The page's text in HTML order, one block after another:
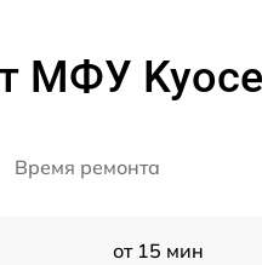
МФУ
Время ремонта
от 15 мин